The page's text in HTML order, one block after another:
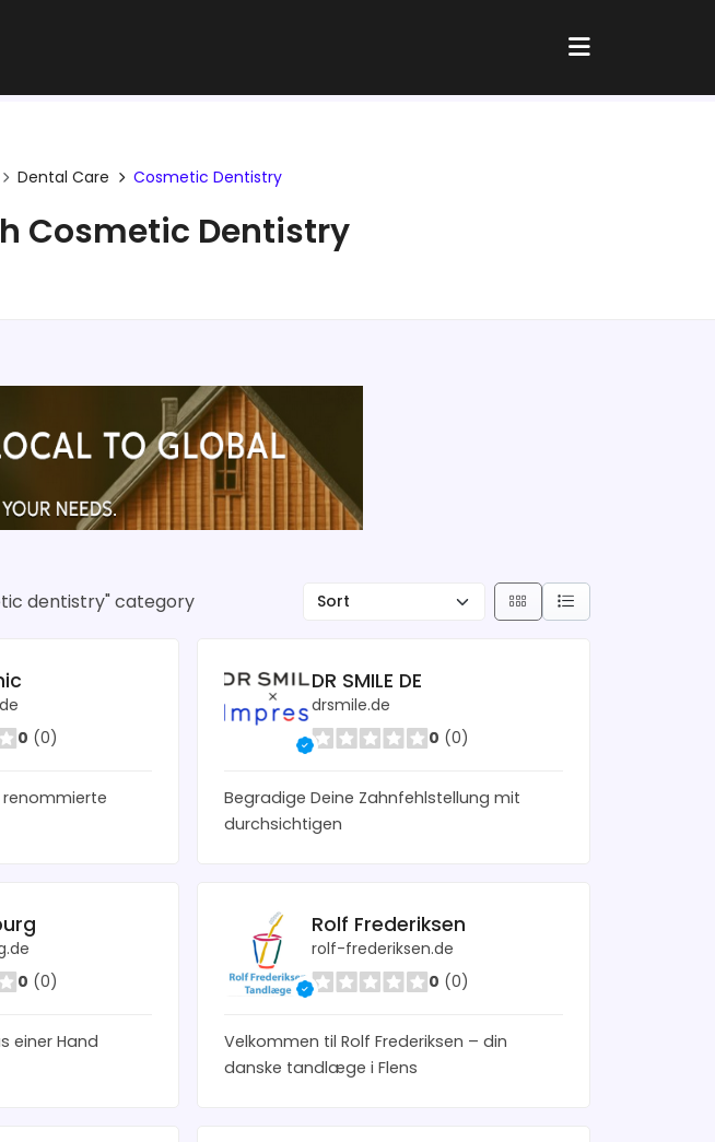
Dental Care Cosmetic Dentistry
Cosmetic Dentistry
dentistry" category
0 (0)
renommierte
DR SMILE DE
drsmile.de
0 (0)
Begradige Deine Zahnfehlstellung mit
durchsichtigen
0 (0)
einer Hand
Rolf Frederiksen
rolf-frederiksen.de
0 (0)
Velkommen til Rolf Frederiksen – din
danske tandlæge i Flens